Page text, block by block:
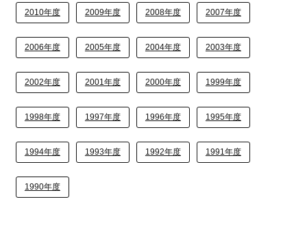
2010年度 2009年度 2008年度 2007年度
2006年度 2005年度 2004年度 2003年度
2002年度 2001年度 2000年度 1999年度
1998年度 1997年度 1996年度 1995年度
1994年度 1993年度 1992年度 1991年度
1990年度